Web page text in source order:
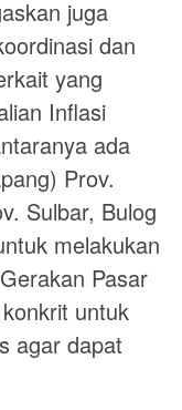
juga
dan
yang
Inflasi
ada
Prov.
Sulbar, Bulog
melakukan
Pasar
untuk
agar dapat